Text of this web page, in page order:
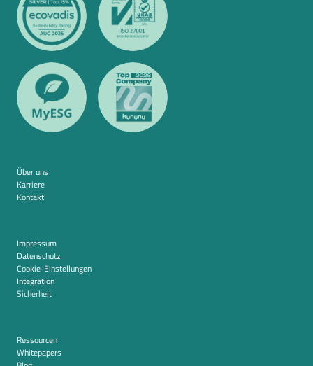
Über uns
Karriere
Kontakt
Impressum
Datenschutz
Cookie-Einstellungen
Integration
Sicherheit
Ressourcen
Whitepapers